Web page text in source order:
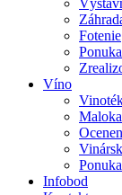
Fotenie
Víno
Infobod